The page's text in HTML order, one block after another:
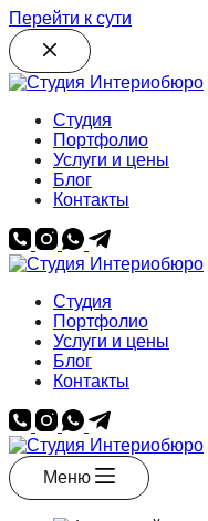
Перейти к сути
Студия
Портфолио
Услуги и цены
Блог
Контакты
Студия
Портфолио
Услуги и цены
Блог
Контакты
Меню